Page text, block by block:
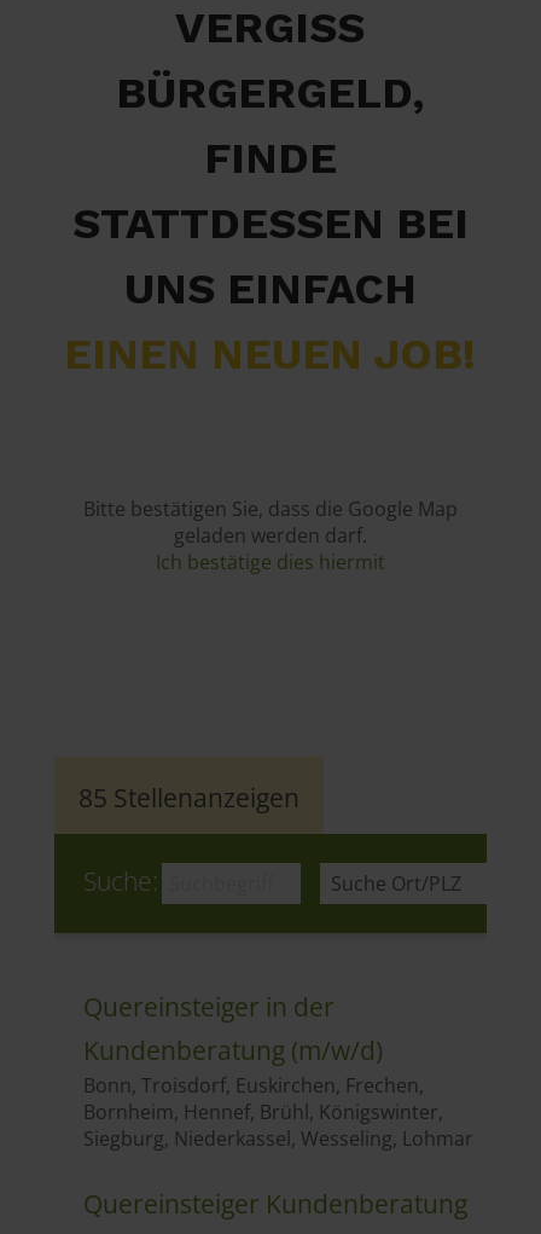
VERGISS
BÜRGERGELD,
FINDE
STATTDESSEN BEI
UNS EINFACH
EINEN NEUEN JOB!